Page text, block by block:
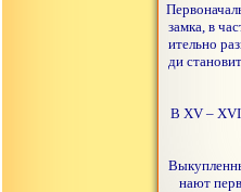
замка, в
ительно
ди
В XV – XVII
нают